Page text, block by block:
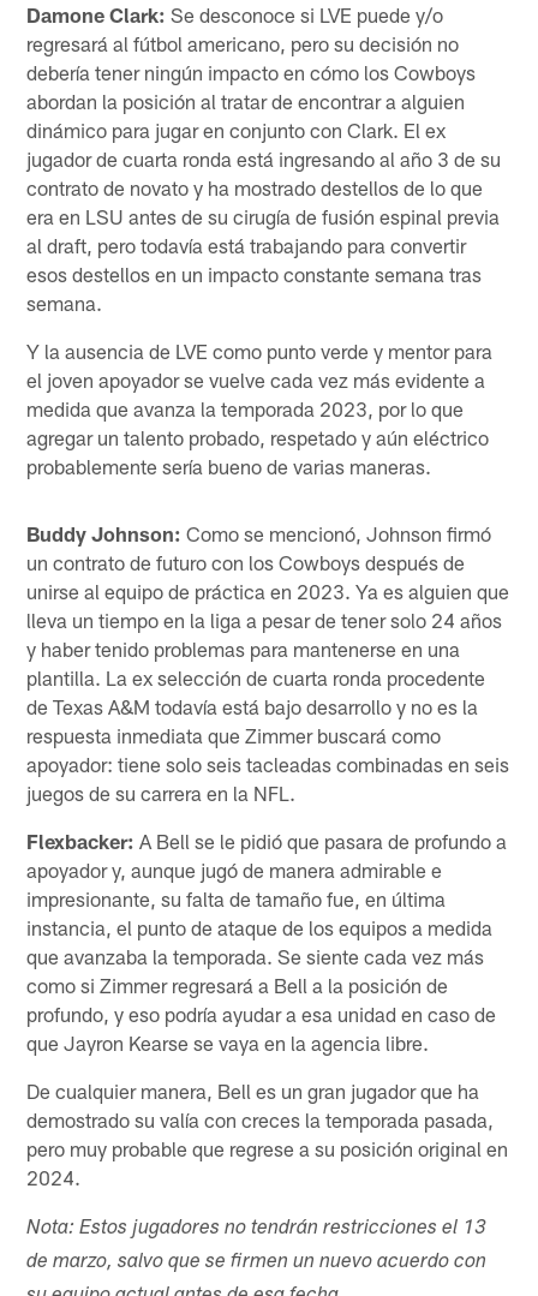
Damone Clark: Se desconoce si LVE puede y/o
regresará al fútbol americano, pero su decisión no
debería tener ningún impacto en cómo los Cowboys
abordan la posición al tratar de encontrar a alguien
dinámico para jugar en conjunto con Clark. El ex
jugador de cuarta ronda está ingresando al año 3 de su
contrato de novato y ha mostrado destellos de lo que
era en LSU antes de su cirugía de fusión espinal previa
al draft, pero todavía está trabajando para convertir
esos destellos en un impacto constante semana tras
semana.
Y la ausencia de LVE como punto verde y mentor para
el joven apoyador se vuelve cada vez más evidente a
medida que avanza la temporada 2023, por lo que
agregar un talento probado, respetado y aún eléctrico
probablemente sería bueno de varias maneras.
Buddy Johnson: Como se mencionó, Johnson firmó
un contrato de futuro con los Cowboys después de
unirse al equipo de práctica en 2023. Ya es alguien que
lleva un tiempo en la liga a pesar de tener solo 24 años
y haber tenido problemas para mantenerse en una
plantilla. La ex selección de cuarta ronda procedente
de Texas A&M todavía está bajo desarrollo y no es la
respuesta inmediata que Zimmer buscará como
apoyador: tiene solo seis tacleadas combinadas en seis
juegos de su carrera en la NFL.
Flexbacker: A Bell se le pidió que pasara de profundo a
apoyador y, aunque jugó de manera admirable e
impresionante, su falta de tamaño fue, en última
instancia, el punto de ataque de los equipos a medida
que avanzaba la temporada. Se siente cada vez más
como si Zimmer regresará a Bell a la posición de
profundo, y eso podría ayudar a esa unidad en caso de
que Jayron Kearse se vaya en la agencia libre.
De cualquier manera, Bell es un gran jugador que ha
demostrado su valía con creces la temporada pasada,
pero muy probable que regrese a su posición original en
2024.
Nota: Estos jugadores no tendrán restricciones el 13
de marzo, salvo que se firmen un nuevo acuerdo con